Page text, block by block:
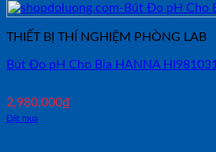
THIẾT BỊ THÍ NGHIỆM PHÒNG LAB
Bút Đo pH Cho Bia HANNA HI981031
2,980,000₫
Đặt mua